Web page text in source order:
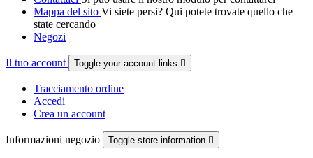
Mappa del sito Vi siete persi? Qui potete trovate quello che
state cercando
Negozi
Il tuo account Toggle your account links 
Tracciamento ordine
Accedi
Crea un account
Informazioni negozio Toggle store information 